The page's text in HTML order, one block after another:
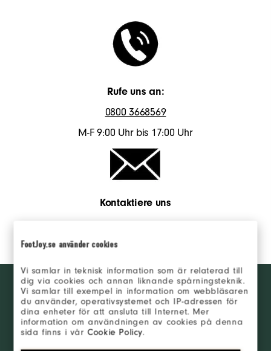
FootJoy.se använder cookies
Vi samlar in teknisk information som är relaterad till
dig via cookies och annan liknande spårningsteknik.
Vi samlar till exempel in information om webbläsaren
du använder, operativsystemet och IP-adressen för
dina enheter för att ansluta till Internet. Mer
information om användningen av cookies på denna
sida finns i vårCookie Policy.
Rufe uns an:
0800 3668569
M-F 9:00 Uhr bis 17:00 Uhr
Kontaktiere uns
Want behind
the ropes
access and
exclusive
products?
Learn More
WERDE INSIDER
ANMELDEN